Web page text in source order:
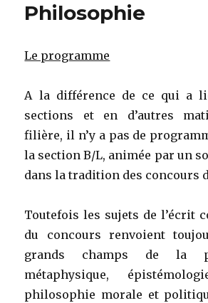
Philosophie
Le programme
A la différence de ce qui a
sections et en d’autres
filière, il n’y a pas de
la section B/L, animée par un
dans la tradition des concours
Toutefois les sujets de l’écrit
du concours renvoient
grands champs de la
métaphysique,
philosophie morale et